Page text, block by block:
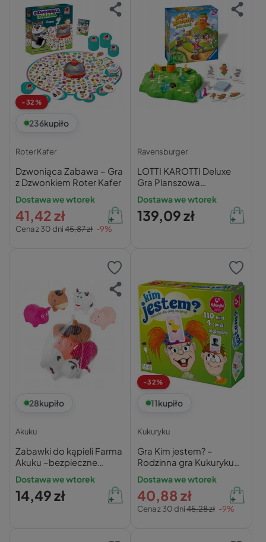
-32%
236kupiło
Roter Kafer
Dzwoniąca Zabawa – Gra
z Dzwonkiem Roter Kafer
Dostawa we wtorek
Cena z 30 dni45,87 zł -9%
41,42 zł
Ravensburger
LOTTI KAROTTI Deluxe
Gra Planszowa
Przygodowa 4+
Ravensburger
Dostawa we wtorek
139,09 zł
28kupiło
Akuku
Zabawki do kąpieli Farma
Akuku –bezpieczne
gumowe zwierzątka
Dostawa we wtorek
14,49 zł
-32%
11kupiło
Kukuryku
Gra Kim jestem? –
Rodzinna gra Kukuryku
dla dzieci od 4 lat
Dostawa we wtorek
Cena z 30 dni45,28 zł -9%
40,88 zł